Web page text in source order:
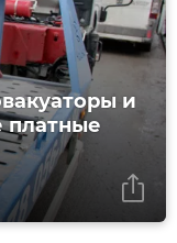
и
платные